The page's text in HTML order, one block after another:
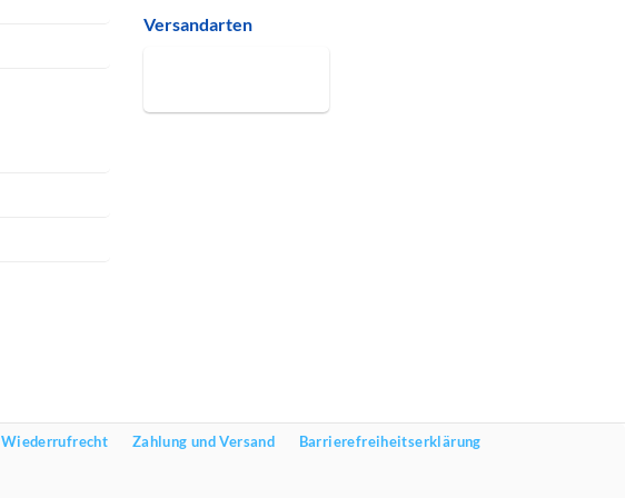
Versandarten
Wiederrufrecht Zahlung und Versand Barrierefreiheitserklärung